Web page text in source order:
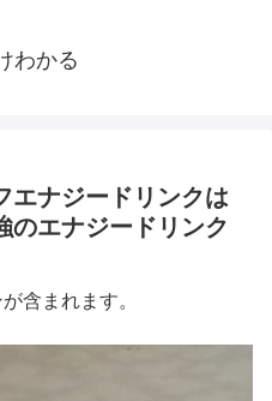
わかる
エナジードリンクは
のエナジードリンク
含まれます。